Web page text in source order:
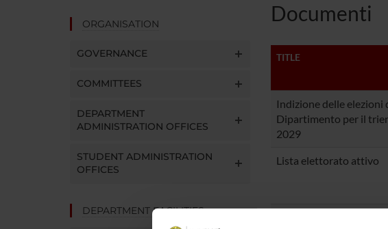
ORGANISATION
GOVERNANCE
COMMITTEES
DEPARTMENT
ADMINISTRATION OFFICES
STUDENT ADMINISTRATION
OFFICES
DEPARTMENT FACILITIES
Documenti
TITLE
Indizione delle
Dipartimento per il
2029
Lista elettorato attivo